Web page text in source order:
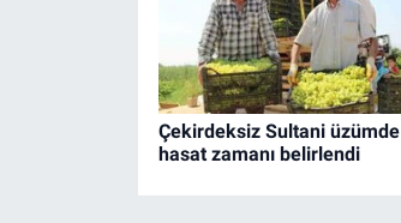
Çekirdeksiz Sultani üzümde
hasat zamanı belirlendi